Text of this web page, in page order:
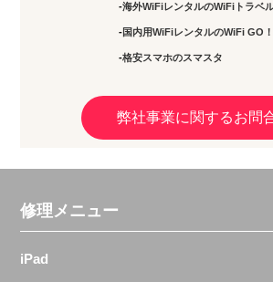
海外WiFiレンタルのWiFiトラベ
国内用WiFiレンタルのWiFi GO！
格安スマホのスマスタ
弊社事業に関するお問
修理メニュー
iPad